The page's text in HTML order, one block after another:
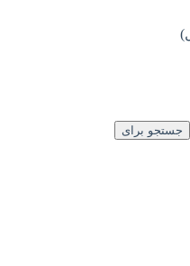
جستجو برای